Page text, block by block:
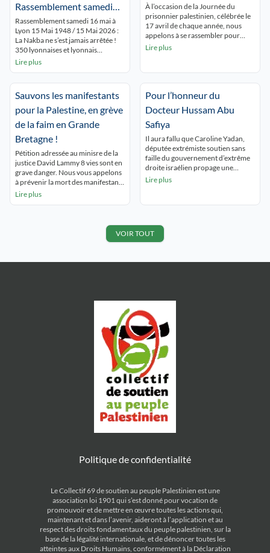
Rassemblement samedi
16 mai à Lyon Place de la
République 15 h.
Rassemblement samedi 16 mai à
Lyon 15 Mai 1948 / 15 Mai 2026 :
La Nakba ne s’est jamais arrêtée !
350 lyonnaises et lyonnais
commémorent la NAKBA
avec toi ! ». Les passants du centre
ville découvrent les nombreux
panneaux […]
Lire plus
À l’occasion de la Journée du
prisonnier palestinien, célébrée le
17 avril de chaque année, nous
appelons à se rassembler pour
rendre hommage à tous les
les barreaux israéliens. Dans la
situation de génocide à Gaza, de
terreur coloniale en Cisjordanie, la
prisonniers palestiniens est […]
Lire plus
Sauvons les manifestants
pour la Palestine, en grève
de la faim en Grande
Bretagne !
Pétition adressée au minisre de la
justice David Lammy 8 vies sont en
grave danger. Nous vous appelons
à prévenir la mort des manifestants
en grève de la faim. Les grévistes
conditions normales de liberté
Lire plus
Pour l’honneur du
Docteur Hussam Abu
Safiya
Il aura fallu que Caroline Yadan,
députée extrémiste soutien sans
faille du gouvernement d’extrême
droite israélien propage une
immonde « fakenews » pour
« Un Palestinien proche du Hamas
polémique pour le maire Grégory
Doucet (Le Progrès de Lyon) […]
Lire plus
VOIR TOUT
Politique de confidentialité
Le Collectif 69 de soutien au peuple Palestinien est une
association loi 1901 qui s’est donné pour vocation de
promouvoir et de mettre en œuvre toutes les actions qui,
maintenant et dans l’avenir, aideront à l’application et au
respect des droits fondamentaux du peuple palestinien, sur la
base de la légalité internationale, et de dénoncer toutes les
atteintes aux Droits Humains, conformément à la Déclaration